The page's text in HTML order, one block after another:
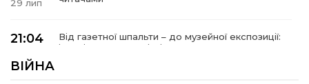
29 лип
21:04
Від газетної шпальти – до музейної експозиції:
історії Героїв Барвінківщини стали частиною
ВІЙНА